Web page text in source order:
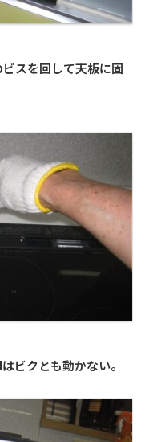
スを回して天板に固
ビクとも動かない。